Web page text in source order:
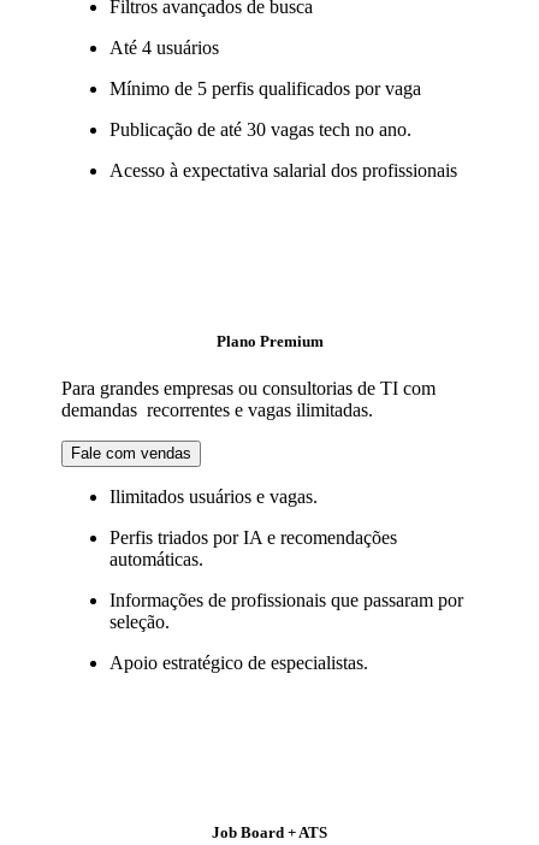
Filtros avançados de busca
Até 4 usuários
Mínimo de 5 perfis qualificados por vaga
Publicação de até 30 vagas tech no ano.
Acesso à expectativa salarial dos profissionais
Plano Premium
Para grandes empresas ou consultorias de TI com
demandas recorrentes e vagas ilimitadas.
Fale com vendas
Ilimitados usuários e vagas.
Perfis triados por IA e recomendações
automáticas.
Informações de profissionais que passaram por
seleção.
Apoio estratégico de especialistas.
Job Board + ATS